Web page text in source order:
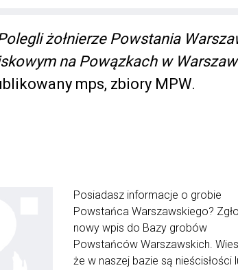
żołnierze Powstania
na Powązkach w
mps, zbiory MPW.
Posiadasz informacje o grobie
Powstańca Warszawskiego?
nowy wpis do Bazy grobów
Powstańców Warszawskich.
że w naszej bazie są nieścisłości